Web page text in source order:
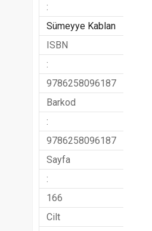
:
Sümeyye Kablan
ISBN
:
9786258096187
Barkod
:
9786258096187
Sayfa
:
166
Cilt